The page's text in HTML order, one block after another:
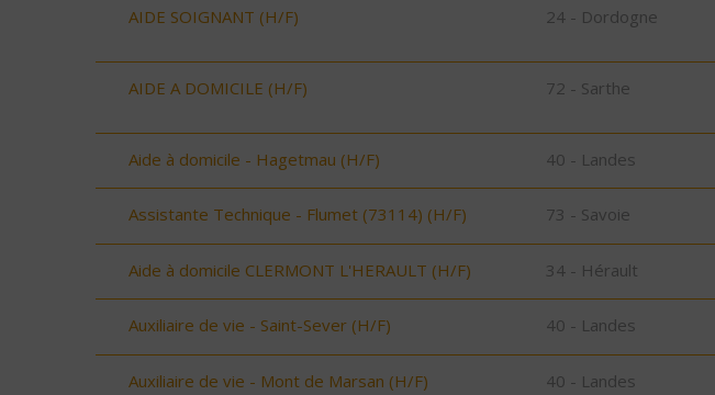
AIDE SOIGNANT (H/F) 24 - Dordogne
AIDE A DOMICILE (H/F) 72 - Sarthe
Aide à domicile - Hagetmau (H/F) 40 - Landes
Assistante Technique - Flumet (73114) (H/F) 73 - Savoie
Aide à domicile CLERMONT L'HERAULT (H/F) 34 - Hérault
Auxiliaire de vie - Saint-Sever (H/F) 40 - Landes
Auxiliaire de vie - Mont de Marsan (H/F) 40 - Landes